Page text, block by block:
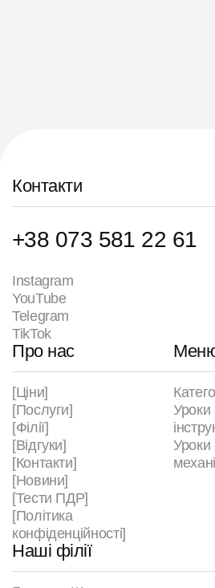
Контакти
+38 073 223 71 49
Instagram
YouTube
Telegram
TikTok
Про нас
[Ціни]
[Послуги]
[Філії]
[Відгуки]
[Контакти]
[Новини]
[Тести ПДР]
[Політика
конфіденційності]
Уроки
Уроки
Наші філії